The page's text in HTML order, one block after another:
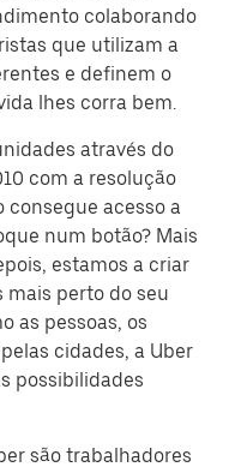
colaborando
que utilizam a
e definem o
lhes corra bem.
através do
com a resolução
consegue acesso a
num botão? Mais
estamos a criar
mais perto do seu
as pessoas, os
cidades, a Uber
possibilidades
são trabalhadores